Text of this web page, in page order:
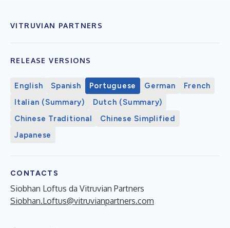
VITRUVIAN PARTNERS
RELEASE VERSIONS
English Spanish Portuguese German
French
Italian (Summary)
Dutch (Summary)
Chinese Traditional
Chinese Simplified
Japanese
CONTACTS
Siobhan Loftus da Vitruvian Partners
Siobhan.Loftus@vitruvianpartners.com